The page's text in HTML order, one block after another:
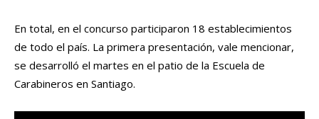
En total, en el concurso participaron 18 establecimientos
de todo el país. La primera presentación, vale mencionar,
se desarrolló el martes en el patio de la Escuela de
Carabineros en Santiago.